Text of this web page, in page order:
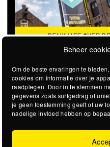
Beheer
Om de beste ervaringen te
cookies om informatie over je
raadplegen. Door in te stemmen
gegevens zoals surfgedrag of
je geen toestemming geeft of uw
nadelige invloed hebben op
DENK MEE OVER